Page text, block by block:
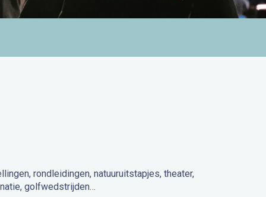
rondleidingen, natuuruitstapjes, theater,
golfwedstrijden…